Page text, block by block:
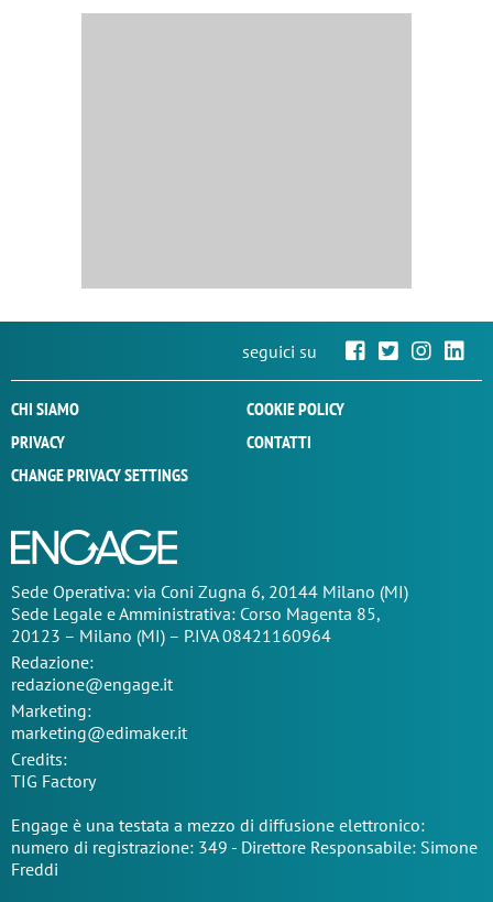
seguici su
CHI SIAMO
COOKIE POLICY
PRIVACY
CONTATTI
CHANGE PRIVACY SETTINGS
Sede Operativa: via Coni Zugna 6, 20144 Milano (MI)
Sede Legale e Amministrativa: Corso Magenta 85,
20123 – Milano (MI) – P.IVA 08421160964
Redazione:
redazione@engage.it
Marketing:
marketing@edimaker.it
Credits:
TIG Factory
Engage è una testata a mezzo di diffusione elettronico:
numero di registrazione: 349 - Direttore Responsabile: Simone
Freddi